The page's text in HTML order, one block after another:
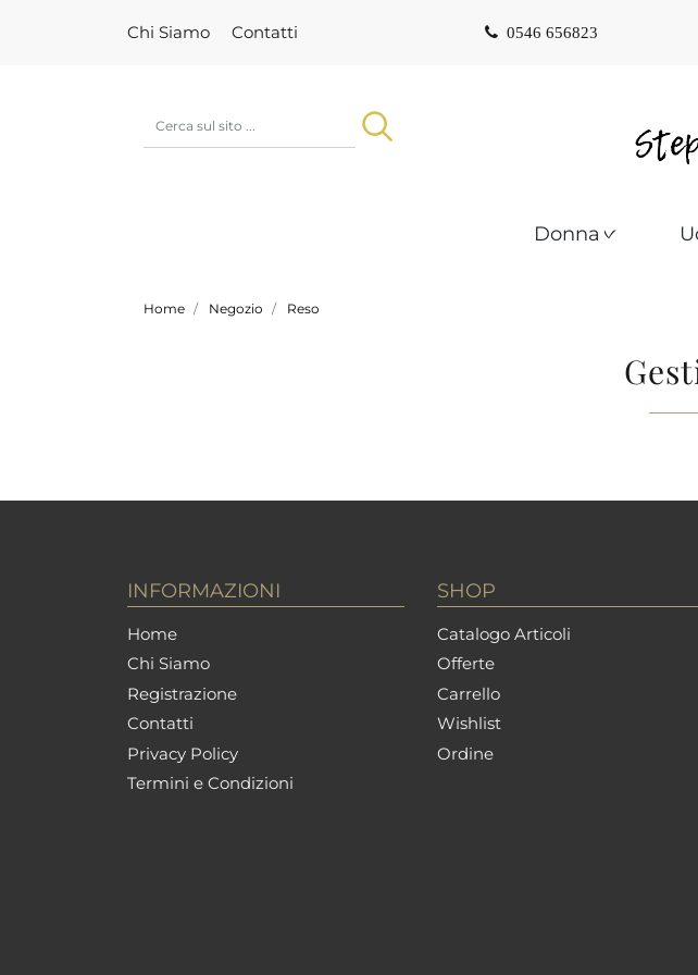
Chi Siamo Contatti 0546 656823
Donna
Home Negozio Reso
INFORMAZIONI
Home
Chi Siamo
Registrazione
Contatti
Privacy Policy
Termini e Condizioni
SHOP
Catalogo Articoli
Offerte
Carrello
Wishlist
Ordine